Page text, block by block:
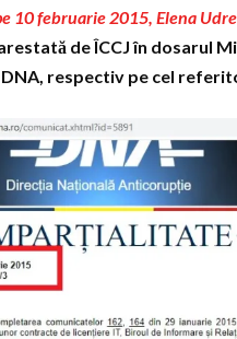
10 februarie 2015, Elena
de ÎCCJ în dosarul
respectiv pe cel